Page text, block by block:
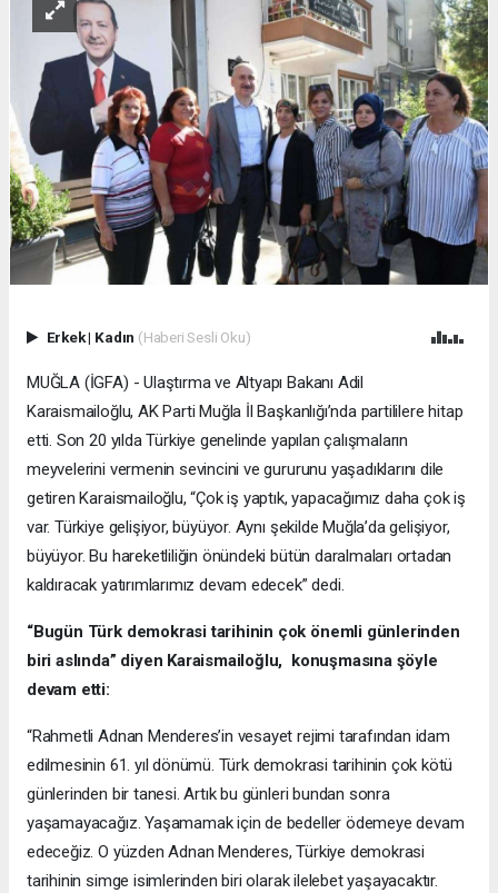
Erkek| Kadın (Haberi Sesli Oku)
MUĞLA (İGFA) - Ulaştırma ve Altyapı Bakanı Adil
Karaismailoğlu, AK Parti Muğla İl Başkanlığı’nda partililere hitap
etti. Son 20 yılda Türkiye genelinde yapılan çalışmaların
meyvelerini vermenin sevincini ve gururunu yaşadıklarını dile
getiren Karaismailoğlu, “Çok iş yaptık, yapacağımız daha çok iş
var. Türkiye gelişiyor, büyüyor. Aynı şekilde Muğla’da gelişiyor,
büyüyor. Bu hareketliliğin önündeki bütün daralmaları ortadan
kaldıracak yatırımlarımız devam edecek” dedi.
“Bugün Türk demokrasi tarihinin çok önemli günlerinden
biri aslında” diyen Karaismailoğlu, konuşmasına şöyle
devam etti:
“Rahmetli Adnan Menderes’in vesayet rejimi tarafından idam
edilmesinin 61. yıl dönümü. Türk demokrasi tarihinin çok kötü
günlerinden bir tanesi. Artık bu günleri bundan sonra
yaşamayacağız. Yaşamamak için de bedeller ödemeye devam
edeceğiz. O yüzden Adnan Menderes, Türkiye demokrasi
tarihinin simge isimlerinden biri olarak ilelebet yaşayacaktır.